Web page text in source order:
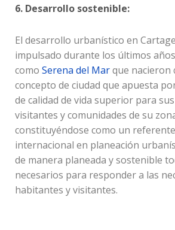
6. Desarrollo sostenible:
El desarrollo urbanístico en
impulsado durante los últimos
como Serena del Marque nacieron
concepto de ciudad que apuesta
de calidad de vida superior para
visitantes y comunidades de su
constituyéndose como un
internacional en planeación
de manera planeada y sostenible
necesarios para responder a las
habitantes y visitantes.